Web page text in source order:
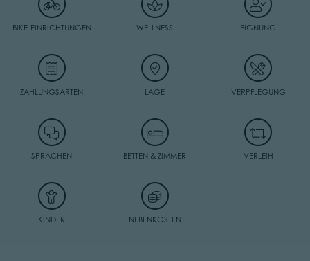
BIKE-EINRICHTUNGEN WELLNESS EIGNUNG
ZAHLUNGSARTEN LAGE VERPFLEGUNG
SPRACHEN BETTEN & ZIMMER VERLEIH
KINDER NEBENKOSTEN